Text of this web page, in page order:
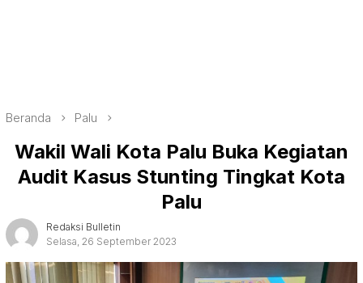
Beranda Palu
Wakil Wali Kota Palu Buka Kegiatan
Audit Kasus Stunting Tingkat Kota
Palu
Redaksi Bulletin
Selasa, 26 September 2023